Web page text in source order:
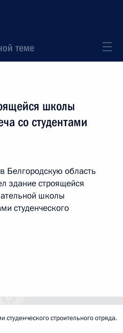
теме
школы
со студентами
Белгородскую область
здание строящейся
школы
студенческого
студенческого строительного отряда.